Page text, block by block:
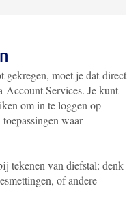
moet je dat direct
Account Services. Je kunt
om in te loggen op
waar
tekenen van diefstal: denk
of andere